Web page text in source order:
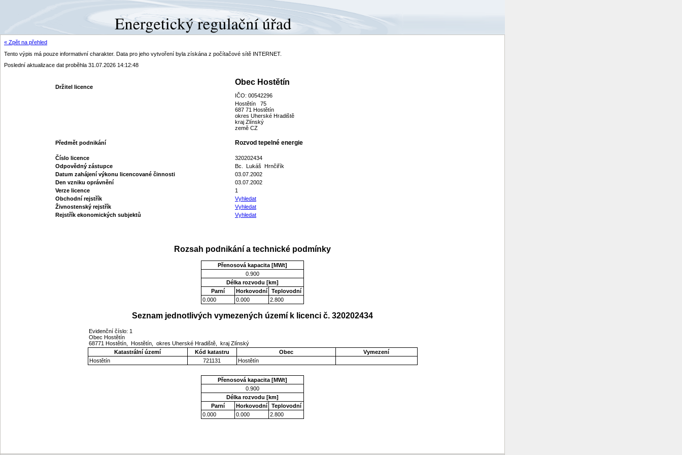
« Zpět na přehled
Tento výpis má pouze informativní charakter. Data pro jeho vytvoření byla získána z počítačové sítě INTERNET.
Poslední aktualizace dat proběhla 31.07.2026 14:12:48
Držitel licence
Obec Hostětín
IČO: 00542296
Hostětín 75
687 71 Hostětín
okres Uherské Hradiště
kraj Zlínský
země CZ
Předmět podnikání Rozvod tepelné energie
Číslo licence
320202434
Odpovědný zástupce
Bc. Lukáš Hrnčiřík
Datum zahájení výkonu licencované činnosti
03.07.2002
Den vzniku oprávnění
03.07.2002
Verze licence
1
Obchodní rejstřík
Vyhledat
Živnostenský rejstřík
Vyhledat
Rejstřík ekonomických subjektů
Vyhledat
Rozsah podnikání a technické podmínky
Přenosová kapacita [MWt]
0.900
Délka rozvodu [km]
Parní
Horkovodní
Teplovodní
0.000
0.000 2.800
Seznam jednotlivých vymezených území k licenci č. 320202434
Evidenční číslo: 1
Obec Hostětín
68771 Hostětín, Hostětín, okres Uherské Hradiště, kraj Zlínský
Katastrální území
Kód katastru Obec
Vymezení
Hostětín
721131 Hostětín
Přenosová kapacita [MWt]
0.900
Délka rozvodu [km]
Parní
Horkovodní
Teplovodní
0.000
0.000 2.800